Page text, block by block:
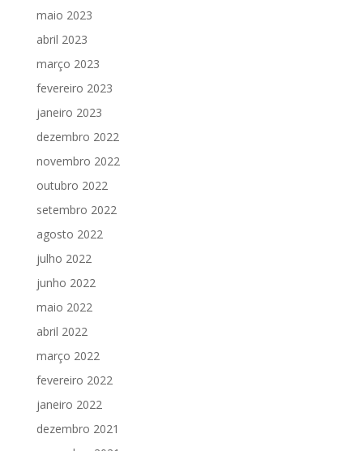
maio 2023
abril 2023
março 2023
fevereiro 2023
janeiro 2023
dezembro 2022
novembro 2022
outubro 2022
setembro 2022
agosto 2022
julho 2022
junho 2022
maio 2022
abril 2022
março 2022
fevereiro 2022
janeiro 2022
dezembro 2021